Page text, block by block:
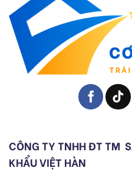
CÔNG TY TNHH ĐT TM
KHẨU VIỆT HÀN